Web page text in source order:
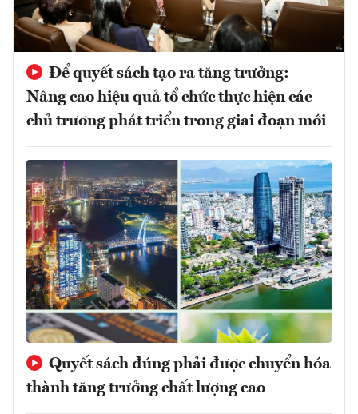
Để quyết sách tạo ra tăng trưởng:
Nâng cao hiệu quả tổ chức thực hiện các
chủ trương phát triển trong giai đoạn mới
Quyết sách đúng phải được chuyển hóa
thành tăng trưởng chất lượng cao